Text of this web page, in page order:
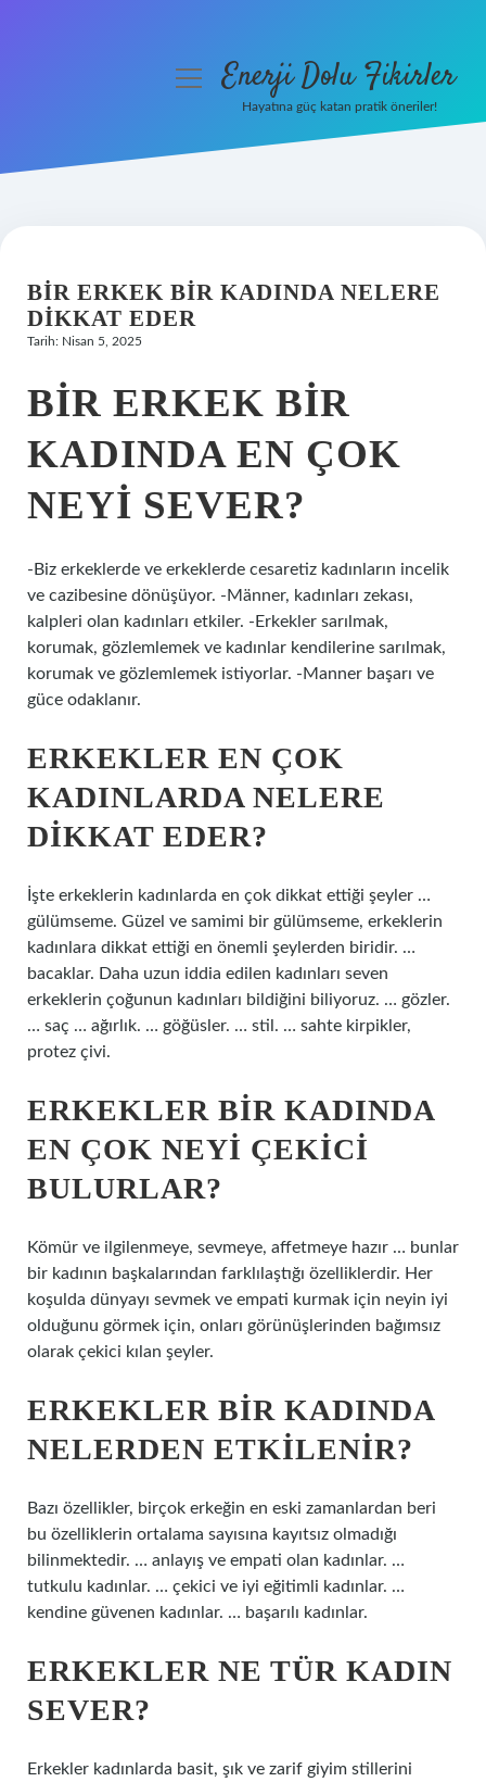
Hakkımızda
menüyüEnerji Dolu Fikirler
Hayatına güç katan pratik öneriler!
BIR ERKEK BIR KADINDA NELERE
DIKKAT EDER
Tarih: Nisan 5, 2025
BIR ERKEK BIR
KADINDA EN ÇOK
NEYI SEVER?
-Biz erkeklerde ve erkeklerde cesaretiz kadınların incelik
ve cazibesine dönüşüyor. -Männer, kadınları zekası,
kalpleri olan kadınları etkiler. -Erkekler sarılmak,
korumak, gözlemlemek ve kadınlar kendilerine sarılmak,
korumak ve gözlemlemek istiyorlar. -Manner başarı ve
güce odaklanır.
ERKEKLER EN ÇOK
KADINLARDA NELERE
DIKKAT EDER?
İşte erkeklerin kadınlarda en çok dikkat ettiği şeyler …
gülümseme. Güzel ve samimi bir gülümseme, erkeklerin
kadınlara dikkat ettiği en önemli şeylerden biridir. …
bacaklar. Daha uzun iddia edilen kadınları seven
erkeklerin çoğunun kadınları bildiğini biliyoruz. … gözler.
… saç … ağırlık. … göğüsler. … stil. … sahte kirpikler,
protez çivi.
ERKEKLER BIR KADINDA
EN ÇOK NEYI ÇEKICI
BULURLAR?
Kömür ve ilgilenmeye, sevmeye, affetmeye hazır … bunlar
bir kadının başkalarından farklılaştığı özelliklerdir. Her
koşulda dünyayı sevmek ve empati kurmak için neyin iyi
olduğunu görmek için, onları görünüşlerinden bağımsız
olarak çekici kılan şeyler.
ERKEKLER BIR KADINDA
NELERDEN ETKILENIR?
Bazı özellikler, birçok erkeğin en eski zamanlardan beri
bu özelliklerin ortalama sayısına kayıtsız olmadığı
bilinmektedir. … anlayış ve empati olan kadınlar. …
tutkulu kadınlar. … çekici ve iyi eğitimli kadınlar. …
kendine güvenen kadınlar. … başarılı kadınlar.
ERKEKLER NE TÜR KADIN
SEVER?
Erkekler kadınlarda basit, şık ve zarif giyim stillerini